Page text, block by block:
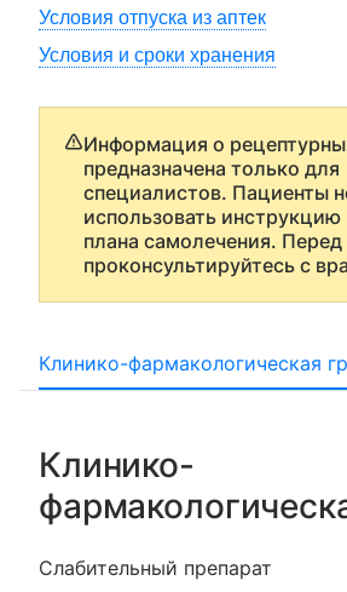
Условия отпуска из аптек
Условия и сроки хранения
Информация о
предназначена только для
специалистов. Пациенты
использовать инструкцию
плана самолечения.
проконсультируйтесь с
Клинико-фармакологическая
Клинико-
Слабительный препарат